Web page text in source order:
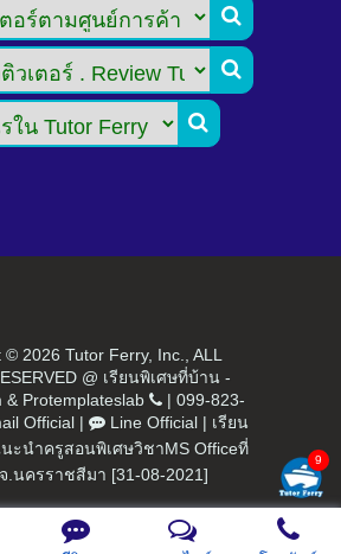



© 2026 Tutor Ferry, Inc., ALL
@ เรียนพิเศษที่บ้าน -
& Protemplateslab | 099-823-
Official| Line Official| เรียน
ะนำครูสอนพิเศษวิชาMS Officeที่
.นครราชสีมา [31-08-2021]